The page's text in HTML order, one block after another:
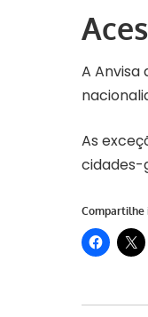
A
As
cidades-
Compartilhe